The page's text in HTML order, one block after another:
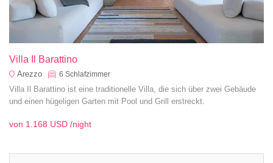
Villa Il Barattino
Arezzo 6 Schlafzimmer
Villa Il Barattino ist eine traditionelle Villa, die sich über zwei Gebäude
und einen hügeligen Garten mit Pool und Grill erstreckt.
von 1.168 USD /night